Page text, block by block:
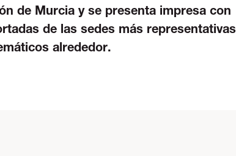
de Murcia y se presenta impresa con
de las sedes más representativas
alrededor.